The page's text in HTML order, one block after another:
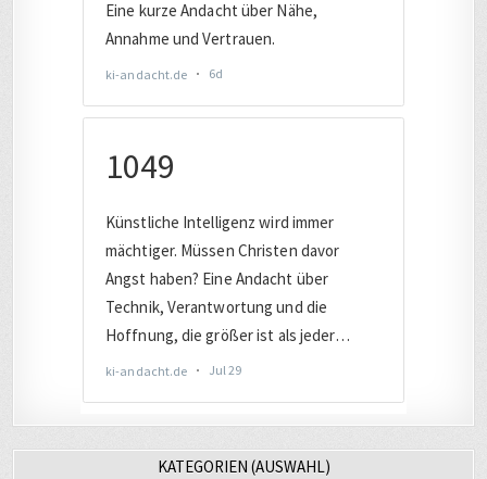
KATEGORIEN (AUSWAHL)